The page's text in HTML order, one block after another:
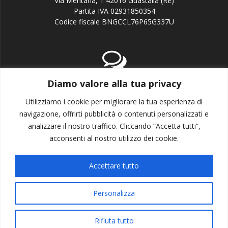
Diamo valore alla tua privacy
Utilizziamo i cookie per migliorare la tua esperienza di
navigazione, offrirti pubblicità o contenuti personalizzati e
analizzare il nostro traffico. Cliccando “Accetta tutti”,
acconsenti al nostro utilizzo dei cookie.
Personalizza
Rifiuta tutto
Accettare tutto
Partita IVA 02931850354
Codice fiscale BNGCCL76P65G337U
email:info@candj.it
Office: +39 338 3643199
Privacy policy
Cookie policy
con il tema Mesmerize